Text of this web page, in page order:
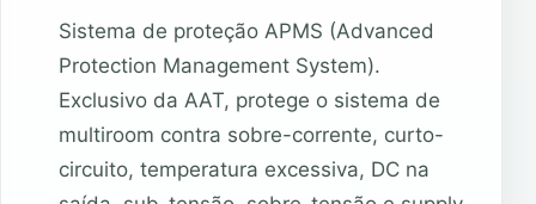
Sistema de proteção APMS (Advanced
Protection Management System).
Exclusivo da AAT, protege o sistema de
multiroom contra sobre-corrente, curto-
circuito, temperatura excessiva, DC na